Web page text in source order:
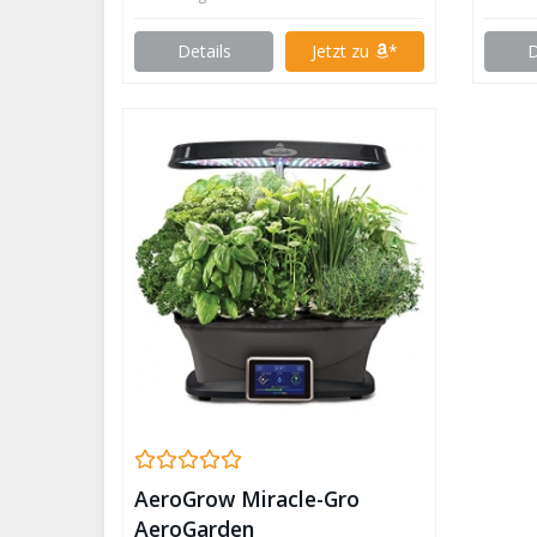
Details Jetzt zu *
AeroGrow Miracle-Gro
AeroGarden